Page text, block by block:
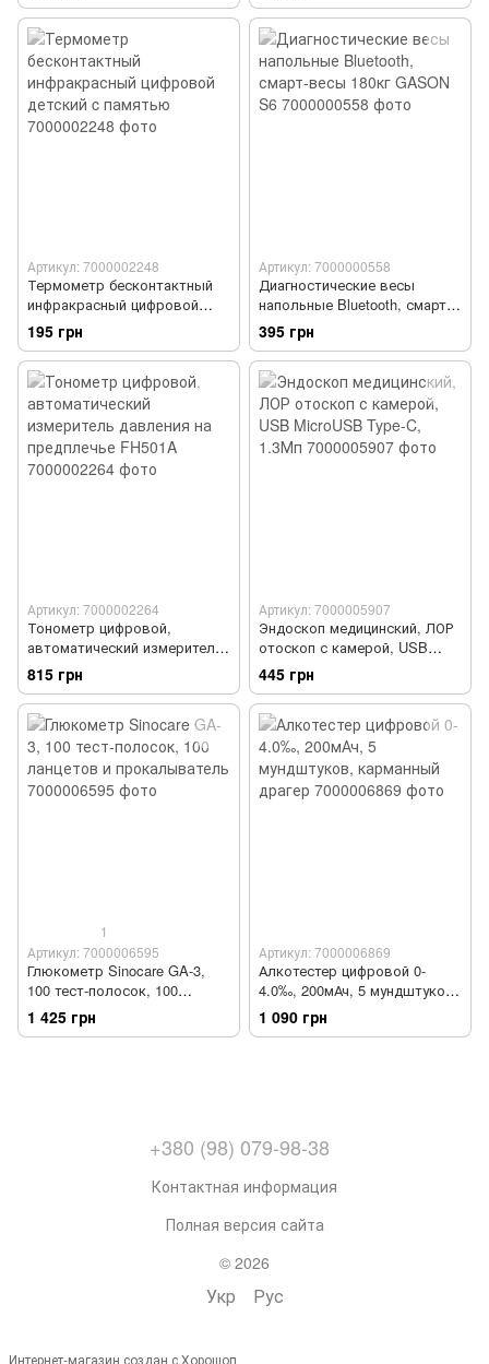
Артикул: 7000002248
Термометр бесконтактный
инфракрасный цифровой
детский c памятью
195 грн
Артикул: 7000000558
Диагностические весы
напольные Bluetooth, смарт-
весы 180кг GASON S6
395 грн
Артикул: 7000002264
Тонометр цифровой,
автоматический измеритель
давления на предплечье
FH501A
815 грн
Артикул: 7000005907
Эндоскоп медицинский, ЛОР
отоскоп с камерой, USB
MicroUSB Type-C, 1.3Мп
445 грн
1
Артикул: 7000006595
Глюкометр Sinocare GA-3,
100 тест-полосок, 100
ланцетов и прокалыватель
1 425 грн
Артикул: 7000006869
Алкотестер цифровой 0-
4.0‰, 200мАч, 5 мундштуков,
карманный драгер
1 090 грн
+380 (98) 079-98-38
Контактная информация
Полная версия сайта
© 2026
Укр Рус
Интернет-магазин создан с Хорошоп